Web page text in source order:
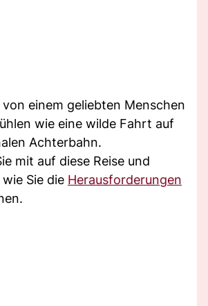
von einem geliebten Menschen
wie eine wilde Fahrt auf
Achterbahn.
mit auf diese Reise und
Sie die Herausforderungen